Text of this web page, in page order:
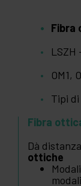
Fibra
LSZH
OM1,
Tipi
Fibra
Dà
ottiche